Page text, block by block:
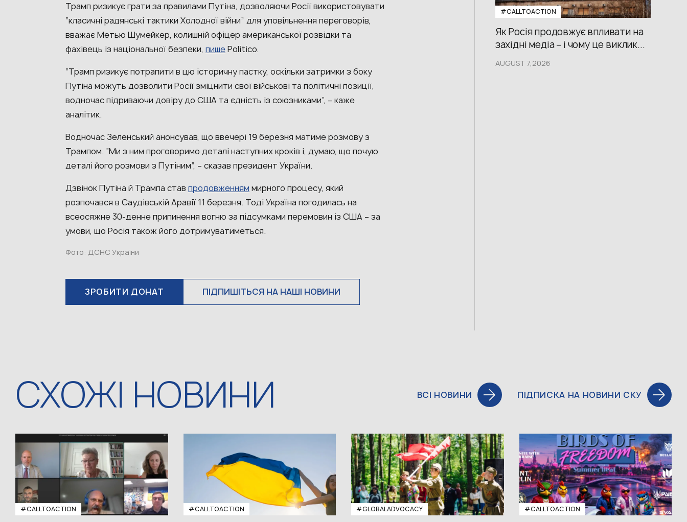
Трамп ризикує грати за правилами Путіна, дозволяючи Росії використовувати
“класичні радянські тактики Холодної війни” для уповільнення переговорів,
вважає Метью Шумейкер, колишній офіцер американської розвідки та
фахівець із національної безпеки, пишеPolitico.
“Трамп ризикує потрапити в цю історичну пастку, оскільки затримки з боку
Путіна можуть дозволити Росії зміцнити свої військові та політичні позиції,
водночас підриваючи довіру до США та єдність із союзниками”, – каже
аналітик.
Водночас Зеленський анонсував, що ввечері 19 березня матиме розмову з
Трампом. “Ми з ним проговоримо деталі наступних кроків і, думаю, що почую
деталі його розмови з Путіним”, – сказав президент України.
Дзвінок Путіна й Трампа став продовженням мирного процесу, який
розпочався в Саудівській Аравії 11 березня. Тоді Україна погодилась на
всеосяжне 30-денне припинення вогню за підсумками перемовин із США – за
умови, що Росія також його дотримуватиметься.
Фото: ДСНС України
ЗРОБИТИ ДОНАТ ПІДПИШІТЬСЯ НА НАШІ НОВИНИ
#CALLTOACTION
Як Росія продовжує впливати на
західні медіа – і чому це виклик...
AUGUST 7,2026
СХОЖІ НОВИНИ ВСІ НОВИНИ ПІДПИСКА НА НОВИНИ СКУ
#CALLTOACTION #CALLTOACTION #GLOBALADVOCACY #CALLTOACTION